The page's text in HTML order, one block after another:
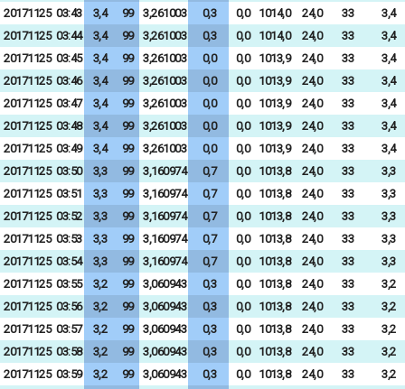
20171125 03:43 3,4 99 3,261003 0,3 0,0 1014,0 24,0 33
3,4
20171125 03:44 3,4 99 3,261003 0,3 0,0 1014,0 24,0 33
3,4
20171125 03:45 3,4 99 3,261003 0,0 0,0 1013,9 24,0 33
3,4
20171125 03:46 3,4 99 3,261003 0,0 0,0 1013,9 24,0 33
3,4
20171125 03:47 3,4 99 3,261003 0,0 0,0 1013,9 24,0 33
3,4
20171125 03:48 3,4 99 3,261003 0,0 0,0 1013,9 24,0 33
3,4
20171125 03:49 3,4 99 3,261003 0,0 0,0 1013,9 24,0 33
3,4
20171125 03:50 3,3 99 3,160974 0,7 0,0 1013,8 24,0 33
3,3
20171125 03:51 3,3 99 3,160974 0,7 0,0 1013,8 24,0 33
3,3
20171125 03:52 3,3 99 3,160974 0,7 0,0 1013,8 24,0 33
3,3
20171125 03:53 3,3 99 3,160974 0,7 0,0 1013,8 24,0 33
3,3
20171125 03:54 3,3 99 3,160974 0,7 0,0 1013,8 24,0 33
3,3
20171125 03:55 3,2 99 3,060943 0,3 0,0 1013,8 24,0 33
3,2
20171125 03:56 3,2 99 3,060943 0,3 0,0 1013,8 24,0 33
3,2
20171125 03:57 3,2 99 3,060943 0,3 0,0 1013,8 24,0 33
3,2
20171125 03:58 3,2 99 3,060943 0,3 0,0 1013,8 24,0 33
3,2
20171125 03:59 3,2 99 3,060943 0,3 0,0 1013,8 24,0 33
3,2